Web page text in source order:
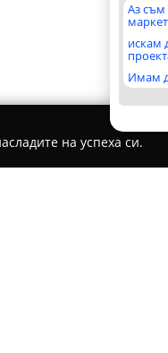
Аз съм
искам
Имам
на успеха си.